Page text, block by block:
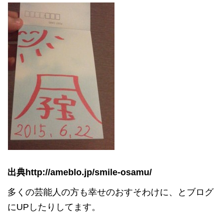
出典http://ameblo.jp/smile-osamu/
多くの芸能人の方も幸せのおすそわけに、とブログ
にUPしたりしてます。